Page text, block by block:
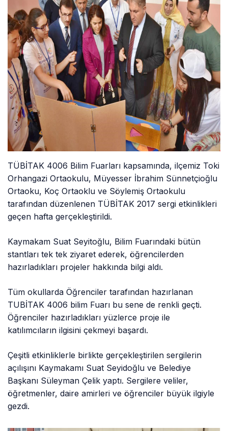
TÜBİTAK 4006 Bilim Fuarları kapsamında, ilçemiz Toki
Orhangazi Ortaokulu, Müyesser İbrahim Sünnetçioğlu
Ortaoku, Koç Ortaoklu ve Söylemiş Ortaokulu
tarafından düzenlenen TÜBİTAK 2017 sergi etkinlikleri
geçen hafta gerçekleştirildi.
Kaymakam Suat Seyitoğlu, Bilim Fuarındaki bütün
stantları tek tek ziyaret ederek, öğrencilerden
hazırladıkları projeler hakkında bilgi aldı.
Tüm okullarda Öğrenciler tarafından hazırlanan
TUBİTAK 4006 bilim Fuarı bu sene de renkli geçti.
Öğrenciler hazırladıkları yüzlerce proje ile
katılımcıların ilgisini çekmeyi başardı.
Çeşitli etkinliklerle birlikte gerçekleştirilen sergilerin
açılışını Kaymakamı Suat Seyidoğlu ve Belediye
Başkanı Süleyman Çelik yaptı. Sergilere veliler,
öğretmenler, daire amirleri ve öğrenciler büyük ilgiyle
gezdi.